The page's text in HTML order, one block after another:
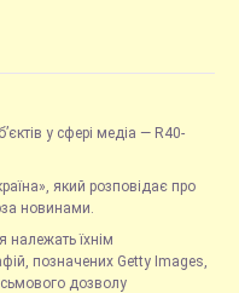
у сфері медіа — R40-
який розповідає про
новинами.
належать їхнім
позначених Getty Images,
дозволу